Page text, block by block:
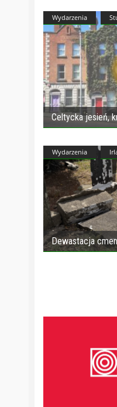
Wydarzenia
Celtycka jesień,
Wydarzenia
Dewastacja